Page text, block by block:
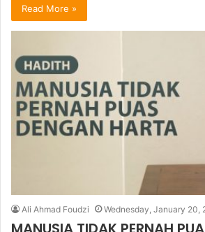
Read More »
Ali Ahmad Foudzi Wednesday, January 20,